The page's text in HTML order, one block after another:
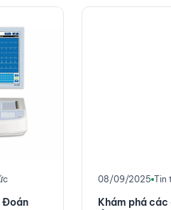
Đoán
08/09/2025 Tin
Khám phá